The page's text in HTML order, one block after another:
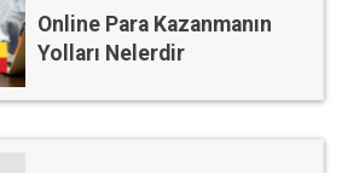
Online Para Kazanmanın
Yolları Nelerdir